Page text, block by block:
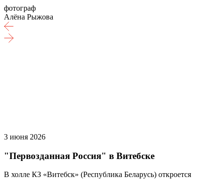
фотограф
Алёна Рыжова
3 июня 2026
"Первозданная Россия" в Витебске
В холле КЗ «Витебск» (Республика Беларусь) откроется